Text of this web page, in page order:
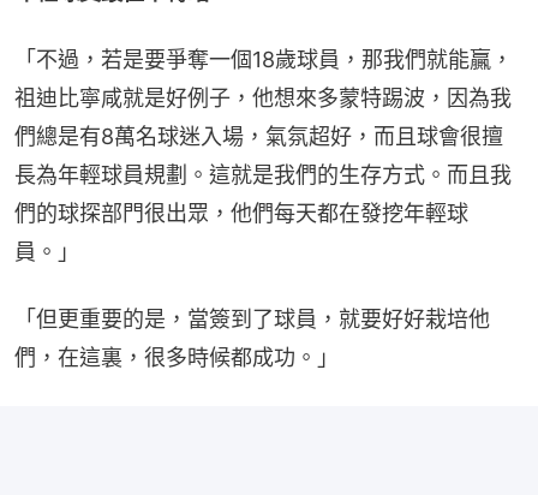
「不過，若是要爭奪一個18歲球員，那我們就能贏，
祖迪比寧咸就是好例子，他想來多蒙特踢波，因為我
們總是有8萬名球迷入場，氣氛超好，而且球會很擅
長為年輕球員規劃。這就是我們的生存方式。而且我
們的球探部門很出眾，他們每天都在發挖年輕球
員。」
「但更重要的是，當簽到了球員，就要好好栽培他
們，在這裏，很多時候都成功。」